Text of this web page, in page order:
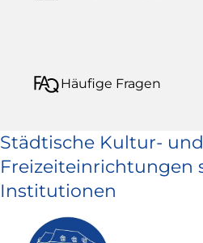
Häufige Fragen
Städtische Kultur- und
Freizeiteinrichtungen
Institutionen